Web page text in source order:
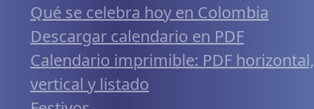
Qué se celebra hoy en Colombia
Descargar calendario en PDF
Calendario imprimible: PDF horizontal,
vertical y listado